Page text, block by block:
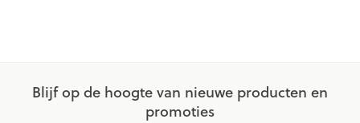
Blijf op de hoogte van nieuwe producten en
promoties